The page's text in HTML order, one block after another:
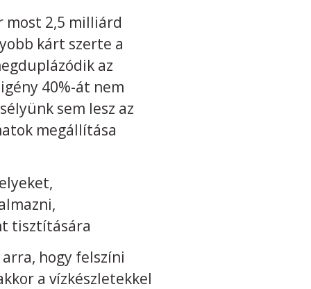
most 2,5 milliárd
kárt szerte a
az
40%-át nem
sem lesz az
megállítása
tisztítására
hogy felszíni
a vízkészletekkel